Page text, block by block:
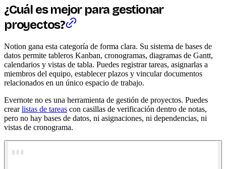
¿Cuál es mejor para gestionar
proyectos?
Notion gana esta categoría de forma clara. Su sistema de bases de
datos permite tableros Kanban, cronogramas, diagramas de Gantt,
calendarios y vistas de tabla. Puedes registrar tareas, asignarlas a
miembros del equipo, establecer plazos y vincular documentos
relacionados en un único espacio de trabajo.
Evernote no es una herramienta de gestión de proyectos. Puedes
crearlistas de tareas con casillas de verificación dentro de notas,
pero no hay bases de datos, ni asignaciones, ni dependencias, ni
vistas de cronograma.